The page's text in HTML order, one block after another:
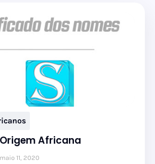
Africana
11, 2020